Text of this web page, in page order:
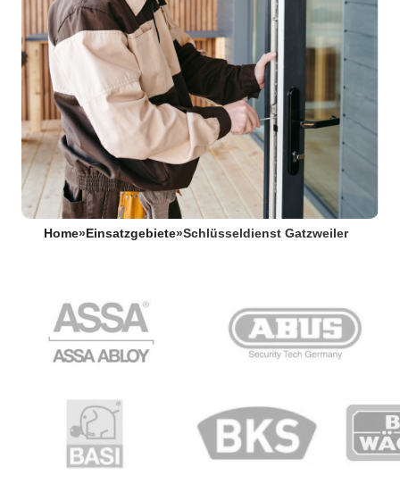
Home» Einsatzgebiete»Schlüsseldienst Gatzweiler